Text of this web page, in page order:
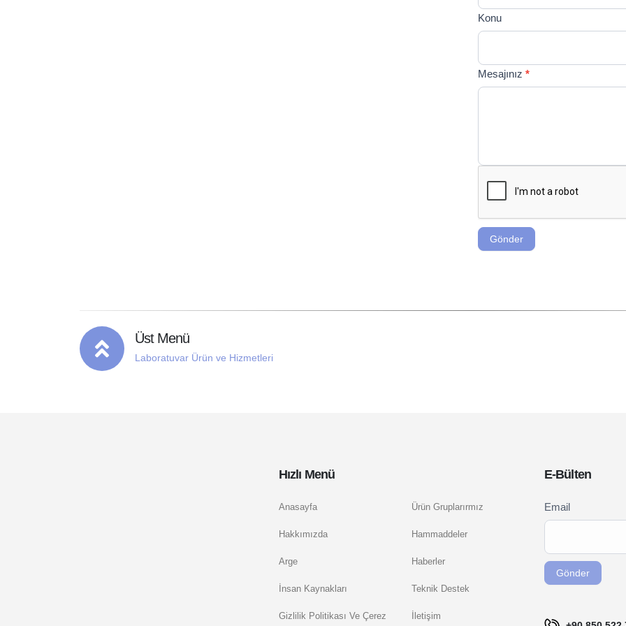
Konu
Mesajınız *
Gönder
blank.
Üst Menü
Laboratuvar Ürün ve Hizmetleri
Hızlı Menü
Anasayfa
Hakkımızda
Arge
İnsan Kaynakları
Gizlilik Politikası Ve Çerez
Ürün Gruplarırmız
Hammaddeler
Haberler
Teknik Destek
İletişim
E-Bülten
Newsletter
Signup
Email
Gönder
If you
are
leave
this
blank.